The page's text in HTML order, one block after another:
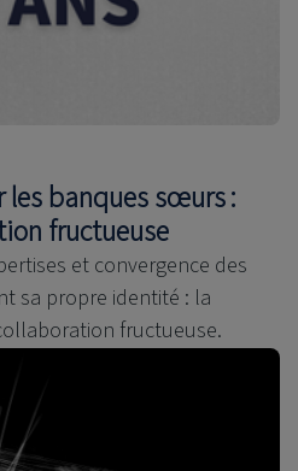
les banques sœurs :
fructueuse
et convergence des
sa propre identité : la
fructueuse.